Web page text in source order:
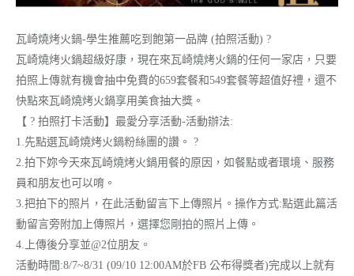
瓦崎燒烤火鍋-學生推薦吃到飽第一品牌 (拍照活動) ?
瓦崎燒烤火鍋超級好康，現在來瓦崎燒烤火鍋的任何一家店，只要
拍照上傳就有機會抽中免費的659套餐和549套餐等超值好禮，還不
快點來瓦崎燒烤火鍋享用美食抽大獎。
【 ? 拍照打卡活動】最愛分享活動-活動辦法:
1.先點選瓦崎燒烤火鍋粉絲團的讚。 ?
2.拍下妳今天來瓦崎燒烤火鍋用餐的原因，如餐點或者環境、服務
員和朋友也可以唷。
3.把拍下的照片，在此活動留言下上傳照片。操作方式:點選此篇活
動留言旁附加上傳照片，選擇您剛拍的照片上傳。
4.上傳後分享並@2位朋友。
活動時間:8/7~8/31 (09/10 12:00AM於FB 公布得獎者)完成以上就有